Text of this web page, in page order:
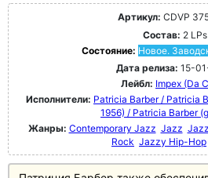
Артикул: CDVP
Состав: 2 LPs
Состояние: Новое.
Дата релиза: 15-
Лейбл: Impex (Da
Исполнители: Patricia Barber / Patricia
1956) / Patricia Barber
Жанры: Contemporary Jazz Jazz
Rock Jazzy Hip-Hop